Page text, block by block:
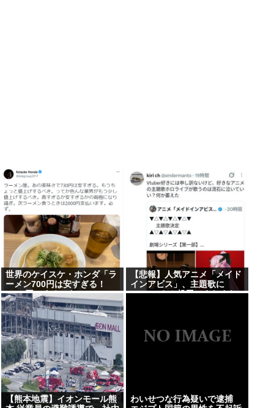
世界のケイスケ・ホンダ「ラ
ーメン700円は安すぎる！
2000円にするべき」
【悲報】人気アニメ「メイド
インアビス」、主題歌に
VTuberさん起用でまたまた
【熊本地震】イオンモール熊
わいせつな行為疑いで逮捕